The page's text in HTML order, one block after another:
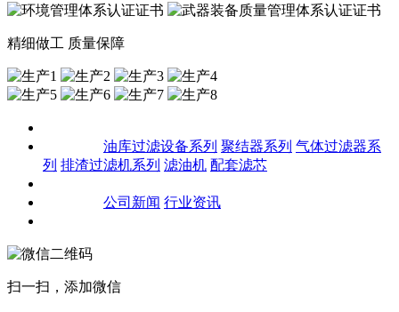
精细做工 质量保障
油库过滤设备系列 聚结器系列 气体过滤器系
列 排渣过滤机系列 滤油机 配套滤芯
公司新闻 行业资讯
扫一扫，添加微信